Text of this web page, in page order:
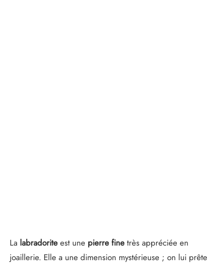
La labradorite est une pierre fine très appréciée en
joaillerie. Elle a une dimension mystérieuse ; on lui prête